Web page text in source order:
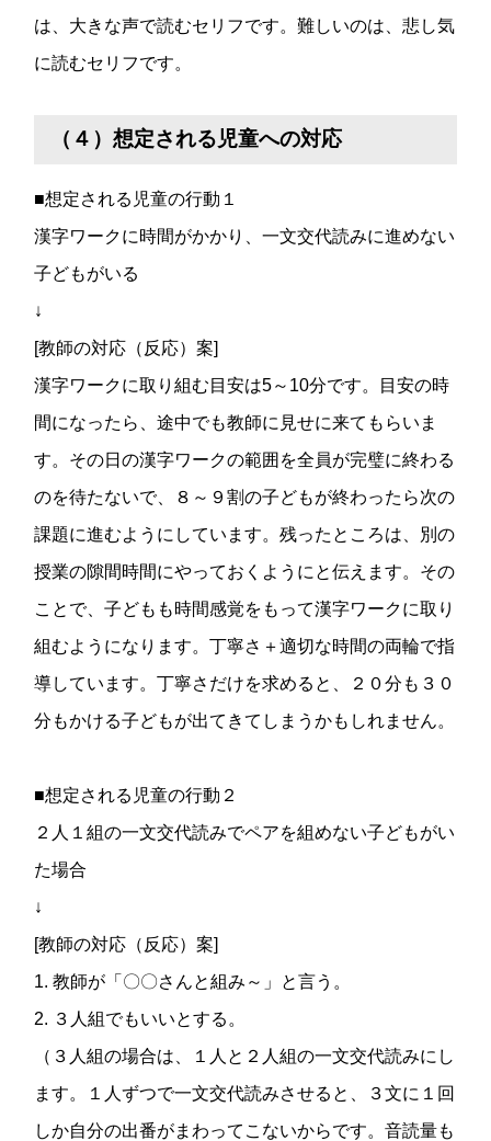
は、大きな声で読むセリフです。難しいのは、悲し気
に読むセリフです。
（４）想定される児童への対応
■想定される児童の行動１
漢字ワークに時間がかかり、一文交代読みに進めない
子どもがいる
↓
[教師の対応（反応）案]
漢字ワークに取り組む目安は5～10分です。目安の時
間になったら、途中でも教師に見せに来てもらいま
す。その日の漢字ワークの範囲を全員が完璧に終わる
のを待たないで、８～９割の子どもが終わったら次の
課題に進むようにしています。残ったところは、別の
授業の隙間時間にやっておくようにと伝えます。その
ことで、子どもも時間感覚をもって漢字ワークに取り
組むようになります。丁寧さ＋適切な時間の両輪で指
導しています。丁寧さだけを求めると、２０分も３０
分もかける子どもが出てきてしまうかもしれません。
■想定される児童の行動２
２人１組の一文交代読みでペアを組めない子どもがい
た場合
↓
[教師の対応（反応）案]
1. 教師が「〇〇さんと組み～」と言う。
2. ３人組でもいいとする。
（３人組の場合は、１人と２人組の一文交代読みにし
ます。１人ずつで一文交代読みさせると、３文に１回
しか自分の出番がまわってこないからです。音読量も